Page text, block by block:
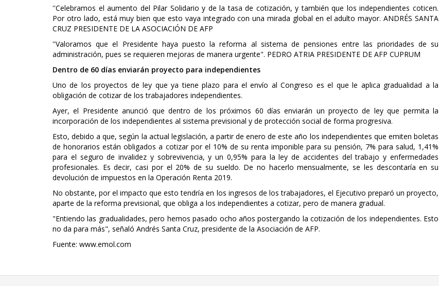
''Celebramos el aumento del Pilar Solidario y de la tasa de cotización, y también que los independientes coticen.
Por otro lado, está muy bien que esto vaya integrado con una mirada global en el adulto mayor. ANDRÉS SANTA
CRUZ PRESIDENTE DE LA ASOCIACIÓN DE AFP
''Valoramos que el Presidente haya puesto la reforma al sistema de pensiones entre las prioridades de su
administración, pues se requieren mejoras de manera urgente". PEDRO ATRIA PRESIDENTE DE AFP CUPRUM
Dentro de 60 días enviarán proyecto para independientes
Uno de los proyectos de ley que ya tiene plazo para el envío al Congreso es el que le aplica gradualidad a la
obligación de cotizar de los trabajadores independientes.
Ayer, el Presidente anunció que dentro de los próximos 60 días enviarán un proyecto de ley que permita la
incorporación de los independientes al sistema previsional y de protección social de forma progresiva.
Esto, debido a que, según la actual legislación, a partir de enero de este año los independientes que emiten boletas
de honorarios están obligados a cotizar por el 10% de su renta imponible para su pensión, 7% para salud, 1,41%
para el seguro de invalidez y sobrevivencia, y un 0,95% para la ley de accidentes del trabajo y enfermedades
profesionales. Es decir, casi por el 20% de su sueldo. De no hacerlo mensualmente, se les descontaría en su
devolución de impuestos en la Operación Renta 2019.
No obstante, por el impacto que esto tendría en los ingresos de los trabajadores, el Ejecutivo preparó un proyecto,
aparte de la reforma previsional, que obliga a los independientes a cotizar, pero de manera gradual.
"Entiendo las gradualidades, pero hemos pasado ocho años postergando la cotización de los independientes. Esto
no da para más", señaló Andrés Santa Cruz, presidente de la Asociación de AFP.
Fuente: www.emol.com